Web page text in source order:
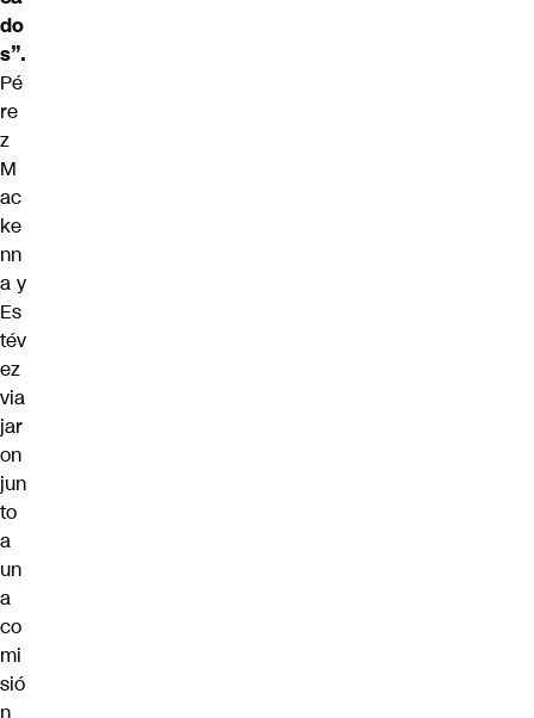
do
s”.
Pé
re
z
M
ac
ke
nn
a y
Es
tév
ez
via
jar
on
jun
to
a
un
a
co
mi
sió
n